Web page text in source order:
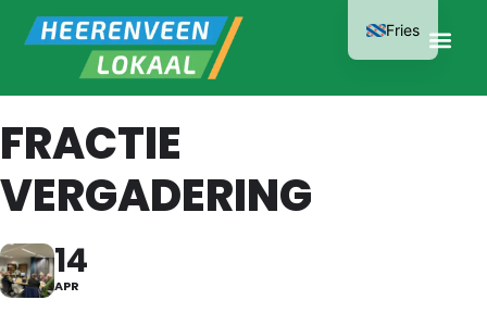
FRACTIE
VERGADERING
14
APR
Fries